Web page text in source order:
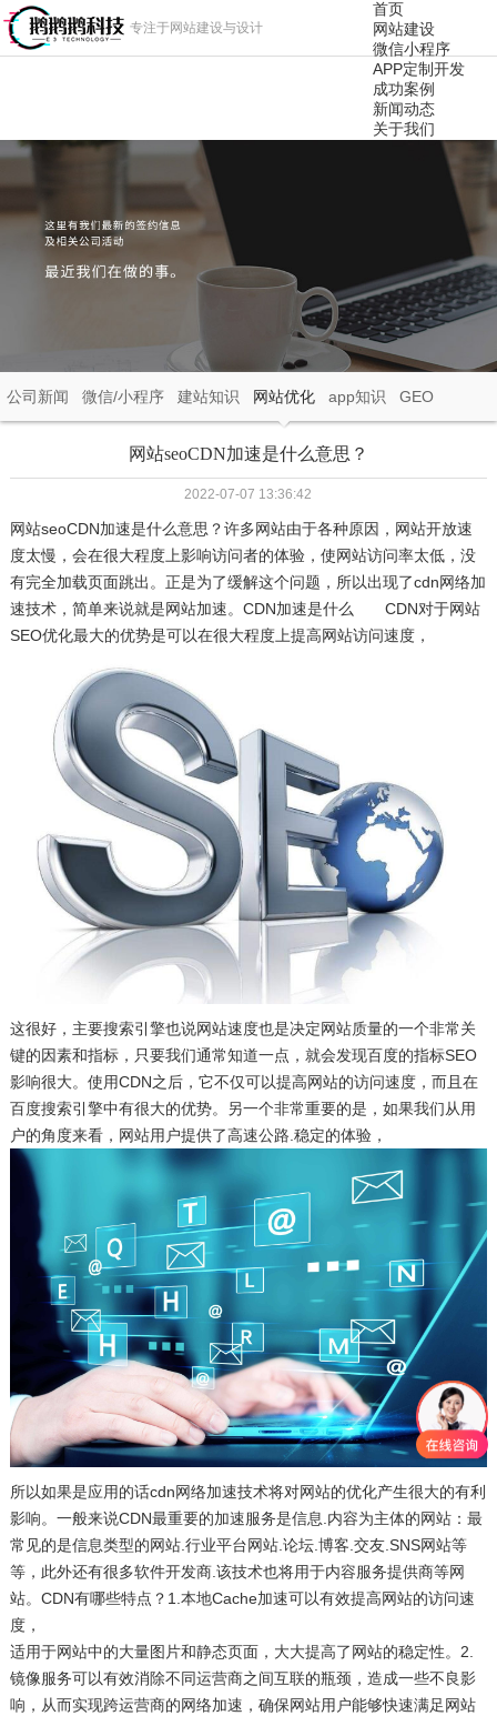
专注于网站建设与设计
首页
网站建设
微信小程序
APP定制开发
成功案例
新闻动态
关于我们
公司新闻 微信/小程序 建站知识 网站优化 app知识 GEO
网站seoCDN加速是什么意思？
2022-07-07 13:36:42
网站seoCDN加速是什么意思？许多网站由于各种原因，网站开放速
度太慢，会在很大程度上影响访问者的体验，使网站访问率太低，没
有完全加载页面跳出。正是为了缓解这个问题，所以出现了cdn网络加
速技术，简单来说就是网站加速。CDN加速是什么 CDN对于网站
SEO优化最大的优势是可以在很大程度上提高网站访问速度，
这很好，主要搜索引擎也说网站速度也是决定网站质量的一个非常关
键的因素和指标，只要我们通常知道一点，就会发现百度的指标SEO
影响很大。使用CDN之后，它不仅可以提高网站的访问速度，而且在
百度搜索引擎中有很大的优势。另一个非常重要的是，如果我们从用
户的角度来看，网站用户提供了高速公路.稳定的体验，
所以如果是应用的话cdn网络加速技术将对网站的优化产生很大的有利
影响。一般来说CDN最重要的加速服务是信息.内容为主体的网站：最
常见的是信息类型的网站.行业平台网站.论坛.博客.交友.SNS网站等
等，此外还有很多软件开发商.该技术也将用于内容服务提供商等网
站。CDN有哪些特点？1.本地Cache加速可以有效提高网站的访问速
度，
适用于网站中的大量图片和静态页面，大大提高了网站的稳定性。2.
镜像服务可以有效消除不同运营商之间互联的瓶颈，造成一些不良影
响，从而实现跨运营商的网络加速，确保网站用户能够快速满足网站